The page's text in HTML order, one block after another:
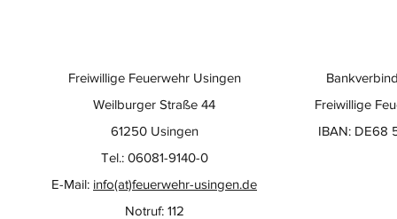
Freiwillige
IBAN: DE68
Freiwillige Feuerwehr Usingen
Weilburger Straße 44
61250 Usingen
Tel.: 06081-9140-0
E-Mail: info(at)feuerwehr-usingen.de
Notruf: 112